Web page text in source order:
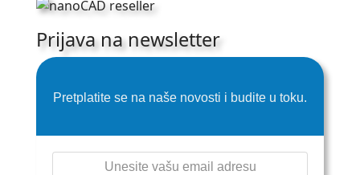
Prijava na newsletter
Pretplatite se na naše novosti i budite u toku.